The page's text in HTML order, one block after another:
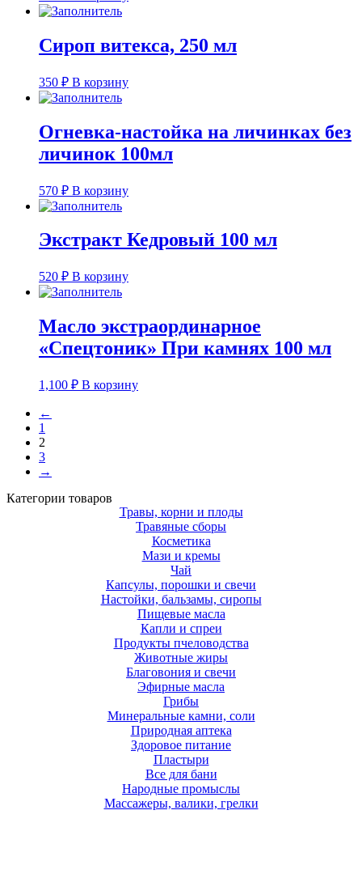
Сироп витекса, 250 мл
350 ₽ В корзину
Огневка-настойка на личинках без
личинок 100мл
570 ₽ В корзину
Экстракт Кедровый 100 мл
520 ₽ В корзину
Масло экстраординарное
«Спецтоник» При камнях 100 мл
1,100 ₽ В корзину
←
1
2
3
→
Категории товаров
Травы, корни и плоды
Травяные сборы
Косметика
Мази и кремы
Чай
Капсулы, порошки и свечи
Настойки, бальзамы, сиропы
Пищевые масла
Капли и спреи
Продукты пчеловодства
Животные жиры
Благовония и свечи
Эфирные масла
Грибы
Минеральные камни, соли
Природная аптека
Здоровое питание
Пластыри
Все для бани
Народные промыслы
Массажеры, валики, грелки​